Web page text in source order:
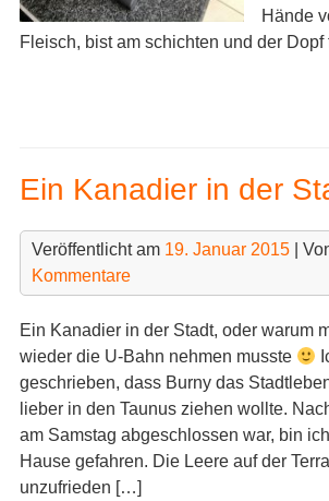
Hände
Fleisch, bist am schichten und der
Ein Kanadier in der
Veröffentlicht am 19. Januar 2015|
Kommentare
Ein Kanadier in der Stadt, oder warum
wieder die U-Bahn nehmen musste
geschrieben, dass Burny das
lieber in den Taunus ziehen wollte.
am Samstag abgeschlossen war, bin
Hause gefahren. Die Leere auf der
unzufrieden […]